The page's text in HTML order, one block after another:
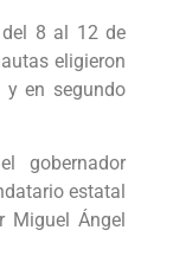
8 al 12 de
eligieron
y en segundo
gobernador
estatal
Miguel Ángel